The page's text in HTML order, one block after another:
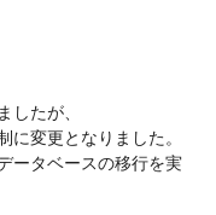
したが、
変更となりました。
ータベースの移行を実